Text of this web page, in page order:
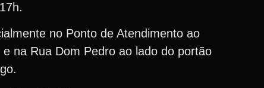
no Ponto de Atendimento ao
na Rua Dom Pedro ao lado do portão